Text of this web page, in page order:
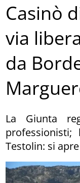
Casinò
via
da
La Giunta
professionisti;
Testolin: si